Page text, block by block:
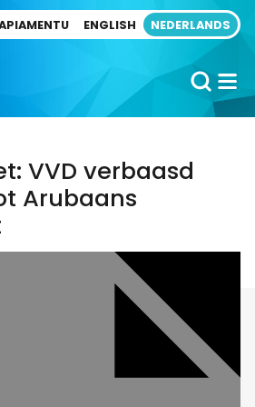
ENGLISH NEDERLANDS
VVD verbaasd
Arubaans